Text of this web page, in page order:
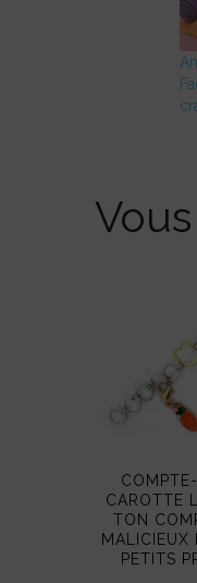
CAROTTE
TON
MALICIEUX
PETITS